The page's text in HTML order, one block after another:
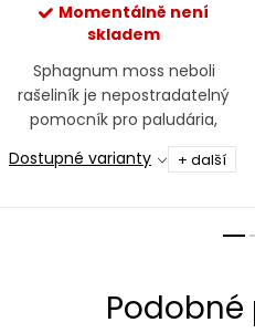
Momentálně není
skladem
Sphagnum moss neboli
rašeliník je nepostradatelný
pomocník pro paludária,
uzavřené ekosystémy,
tropické rostliny a orchideje
Dostupné varianty + další